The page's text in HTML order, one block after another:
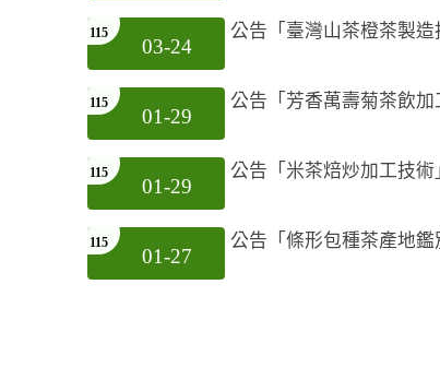
115
03-24
公告「臺灣山茶橙茶製
115
01-29
公告「芳香萬壽菊茶飲
115
01-29
公告「米茶焙炒加工技
115
01-27
公告「條形包種茶產地